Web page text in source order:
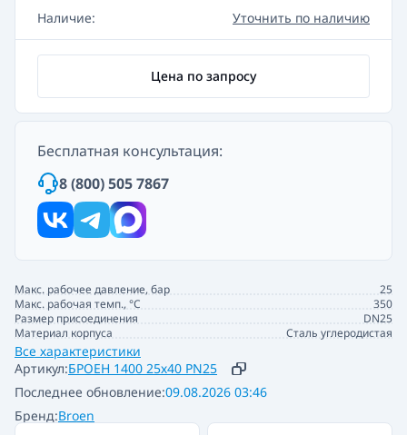
Артикул:БРОЕН 1400 25х40 PN25
Бренд:Broen
Последнее обновление:09.08.2026 03:46
Макс. рабочее давление, бар
25
Макс. рабочая темп., °С
350
Размер присоединения
DN25
Материал корпуса
Сталь углеродистая
Все характеристики
Наличие:
Уточнить по наличию
Цена по запросу
Бесплатная консультация:
8 (800) 505 7867